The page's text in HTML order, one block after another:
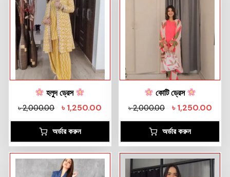
হলুদ ড্রেস
৳2,000.00 ৳1,250.00
অর্ডার করুন
কোটি ড্রেস
৳2,000.00 ৳1,250.00
অর্ডার করুন